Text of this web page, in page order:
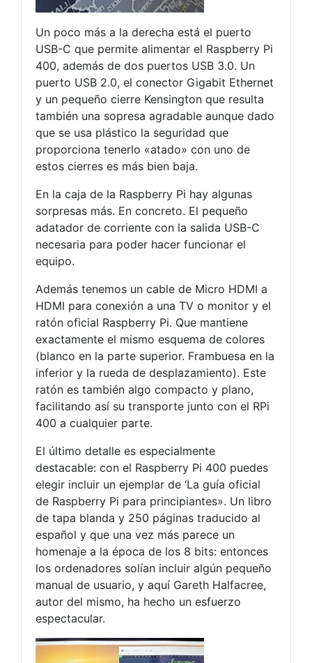
Un poco más a la derecha está el puerto
USB-C que permite alimentar el Raspberry Pi
400, además de dos puertos USB 3.0. Un
puerto USB 2.0, el conector Gigabit Ethernet
y un pequeño cierre Kensington que resulta
también una sopresa agradable aunque dado
que se usa plástico la seguridad que
proporciona tenerlo «atado» con uno de
estos cierres es más bien baja.
En la caja de la Raspberry Pi hay algunas
sorpresas más. En concreto. El pequeño
adatador de corriente con la salida USB-C
necesaria para poder hacer funcionar el
equipo.
Además tenemos un cable de Micro HDMI a
HDMI para conexión a una TV o monitor y el
ratón oficial Raspberry Pi. Que mantiene
exactamente el mismo esquema de colores
(blanco en la parte superior. Frambuesa en la
inferior y la rueda de desplazamiento). Este
ratón es también algo compacto y plano,
facilitando así su transporte junto con el RPi
400 a cualquier parte.
El último detalle es especialmente
destacable: con el Raspberry Pi 400 puedes
elegir incluir un ejemplar de ‘La guía oficial
de Raspberry Pi para principiantes». Un libro
de tapa blanda y 250 páginas traducido al
español y que una vez más parece un
homenaje a la época de los 8 bits: entonces
los ordenadores solían incluir algún pequeño
manual de usuario, y aquí Gareth Halfacree,
autor del mismo, ha hecho un esfuerzo
espectacular.